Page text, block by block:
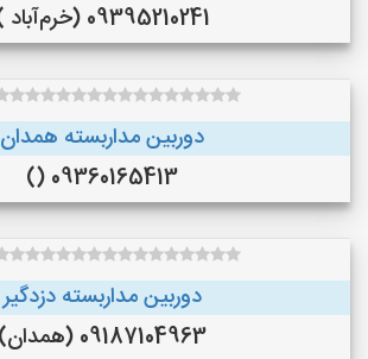
09395210241 (خرم‌آباد )
دوربین مداربسته همدان
09360165413 ()
دوربین مداربسته دزدگیر
09187104963 (همدان)